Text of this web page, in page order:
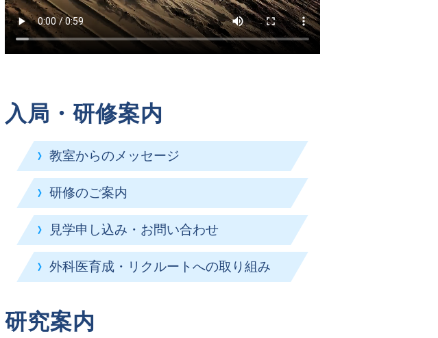
入局・研修案内
教室からのメッセージ
研修のご案内
見学申し込み・お問い合わせ
外科医育成・リクルートへの取り組み
研究案内